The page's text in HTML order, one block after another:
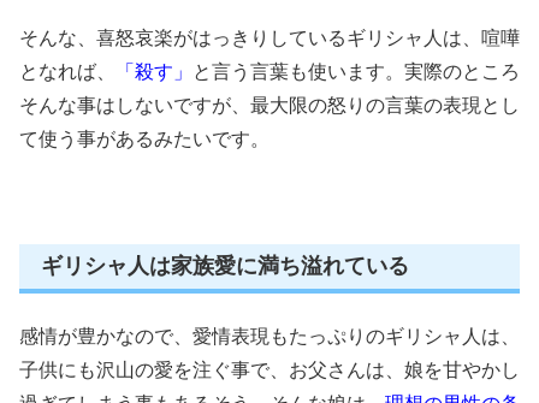
そんな、喜怒哀楽がはっきりしているギリシャ人は、喧嘩
となれば、
「殺す」
と言う言葉も使います。実際のところ
そんな事はしないですが、最大限の怒りの言葉の表現とし
て使う事があるみたいです。
ギリシャ人は家族愛に満ち溢れている
感情が豊かなので、愛情表現もたっぷりのギリシャ人は、
子供にも沢山の愛を注ぐ事で、お父さんは、娘を甘やかし